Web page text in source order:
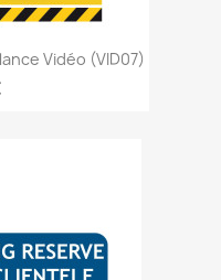
Vidéo (VID07)